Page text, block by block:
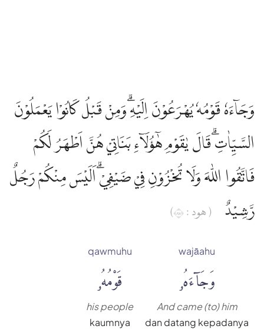
وَجَاۤءَهٗ قَوْمُهٗ يُهْرَعُوْنَ اِلَيْهِۗ وَمِنْ قَبْلُ كَانُوْا يَعْمَلُوْنَ
السَّيِّاٰتِۗ قَالَ يٰقَوْمِ هٰٓؤُلَاۤءِ بَنَاتِيْ هُنَّ اَطْهَرُ لَكُمْ
فَاتَّقُوا اللّٰهَ وَلَا تُخْزُوْنِ فِيْ ضَيْفِيْۗ اَلَيْسَ مِنْكُمْ رَجُلٌ
رَّشِيْدٌ
( هود : ٧٨)
wajāahu
وَجَآءَهُۥ
And came (to) him
dan datang kepadanya
qawmuhu
قَوْمُهُۥ
his people
kaumnya